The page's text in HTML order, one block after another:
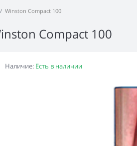
Winston Compact 100
Compact 100
Наличие: Есть в наличии